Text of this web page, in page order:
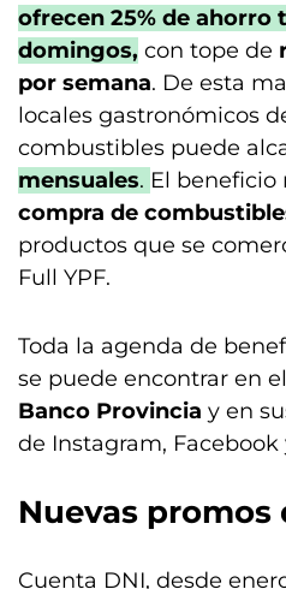
ofrecen 25% de ahorro
domingos, con tope de
por semana. De esta
locales gastronómicos
combustibles puede
mensuales. El beneficio
compra de
productos que se
Full YPF.
Toda la agenda de
se puede encontrar en el
Banco Provincia y en
de Instagram, Facebook
Nuevas promos
Cuenta DNI, desde